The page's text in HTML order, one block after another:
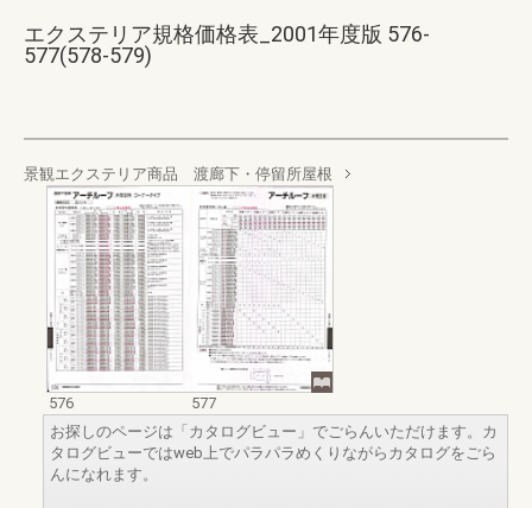
エクステリア規格価格表_2001年度版 576-
577(578-579)
景観エクステリア商品 渡廊下・停留所屋根
576
577
お探しのページは「カタログビュー」でごらんいただけます。カ
タログビューではweb上でパラパラめくりながらカタログをごら
んになれます。